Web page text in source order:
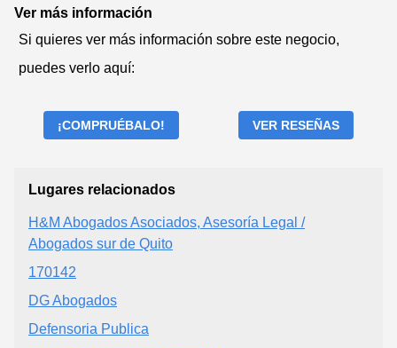
Ver más información
Si quieres ver más información sobre este negocio,
puedes verlo aquí:
¡COMPRUÉBALO! VER RESEÑAS
Lugares relacionados
H&M Abogados Asociados, Asesoría Legal /
Abogados sur de Quito
170142
DG Abogados
Defensoria Publica